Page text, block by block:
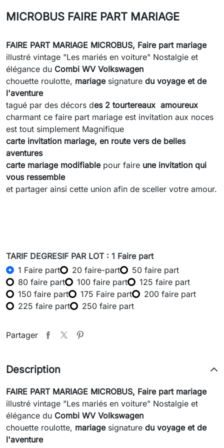
MICROBUS FAIRE PART MARIAGE
FAIRE PART MARIAGE MICROBUS, Faire part mariage
illustré vintage "Les mariés en voiture" Nostalgie et
élégance du Combi WV Volkswagen
chouette roulotte, mariagesignature du voyage et de
l'aventure
tagué par des décors des 2 tourtereaux amoureux
charmant ce faire part mariage est invitation aux noces
est tout simplement Magnifique
carte invitation mariage, en route vers de belles
aventures
carte mariage modifiablepour faire une invitation qui
vous ressemble
et partager ainsi cette union afin de sceller votre amour.
TARIF DEGRESIF PAR LOT : 1 Faire part
1 Faire part
20 faire-part
50 faire part
80 faire part
100 faire part
125 faire part
150 faire part
175 Faire part
200 faire part
225 faire part
250 faire part
Partager
Description
FAIRE PART MARIAGE MICROBUS, Faire part mariage
illustré vintage "Les mariés en voiture" Nostalgie et
élégance du Combi WV Volkswagen
chouette roulotte, mariagesignature du voyage et de
l'aventure